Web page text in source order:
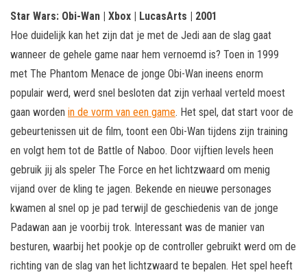
Star Wars: Obi-Wan | Xbox | LucasArts | 2001
Hoe duidelijk kan het zijn dat je met de Jedi aan de slag gaat
wanneer de gehele game naar hem vernoemd is? Toen in 1999
met The Phantom Menace de jonge Obi-Wan ineens enorm
populair werd, werd snel besloten dat zijn verhaal verteld moest
gaan worden in de vorm van een game. Het spel, dat start voor de
gebeurtenissen uit de film, toont een Obi-Wan tijdens zijn training
en volgt hem tot de Battle of Naboo. Door vijftien levels heen
gebruik jij als speler The Force en het lichtzwaard om menig
vijand over de kling te jagen. Bekende en nieuwe personages
kwamen al snel op je pad terwijl de geschiedenis van de jonge
Padawan aan je voorbij trok. Interessant was de manier van
besturen, waarbij het pookje op de controller gebruikt werd om de
richting van de slag van het lichtzwaard te bepalen. Het spel heeft